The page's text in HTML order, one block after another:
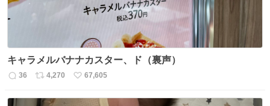
キャラメルバナナカスター、ド（裏声）
返
36
リ
4,270
い
67,605